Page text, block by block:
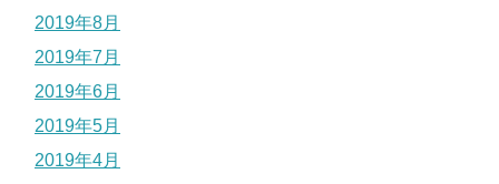
2019年8月
2019年7月
2019年6月
2019年5月
2019年4月